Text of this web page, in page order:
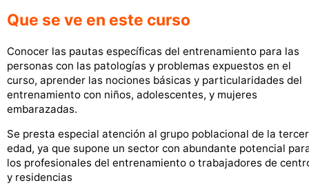
Que se ve en este curso
Conocer las pautas específicas del entrenamiento para las
personas con las patologías y problemas expuestos en el
curso, aprender las nociones básicas y particularidades del
entrenamiento con niños, adolescentes, y mujeres
embarazadas.
Se presta especial atención al grupo poblacional de la
edad, ya que supone un sector con abundante potencial
los profesionales del entrenamiento o trabajadores de
y residencias